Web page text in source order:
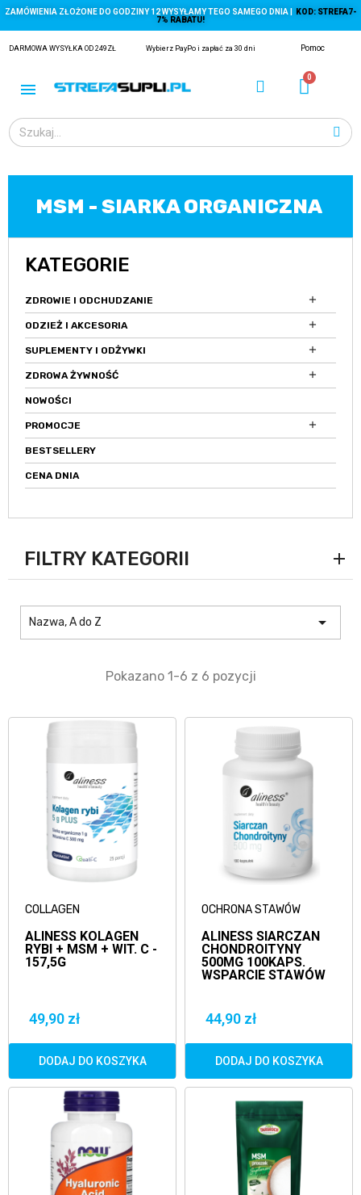
ZAMÓWIENIA ZŁOŻONE DO GODZINY 12 WYSYŁAMY TEGO SAMEGO DNIA |
KOD: STREFA7-
7% RABATU!
DARMOWA WYSYŁKA OD 249ZŁ Wybierz PayPo i zapłać za 30 dni Pomoc
MSM - SIARKA ORGANICZNA
KATEGORIE
ZDROWIE I ODCHUDZANIE 
ODZIEŻ I AKCESORIA 
SUPLEMENTY I ODŻYWKI 
ZDROWA ŻYWNOŚĆ 
NOWOŚCI
PROMOCJE 
BESTSELLERY
CENA DNIA
FILTRY KATEGORII
Nazwa, A do Z 
Pokazano 1-6 z 6 pozycji
COLLAGEN
ALINESS KOLAGEN
RYBI + MSM + WIT. C -
157,5G
49,90 zł
DODAJ DO KOSZYKA
OCHRONA STAWÓW
ALINESS SIARCZAN
CHONDROITYNY
500MG 100KAPS.
WSPARCIE STAWÓW
44,90 zł
DODAJ DO KOSZYKA